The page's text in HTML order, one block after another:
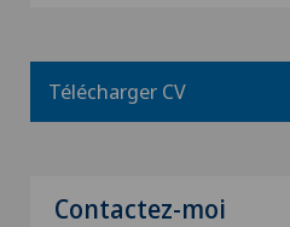
Télécharger CV
Contactez-moi